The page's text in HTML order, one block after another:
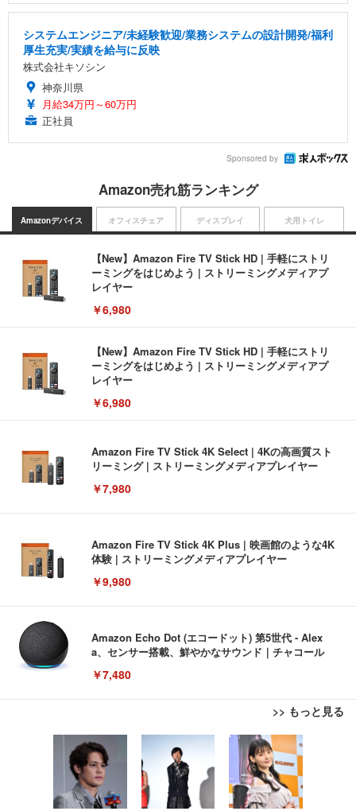
システムエンジニア/未経験歓迎/業務システムの設計開発/福利
厚生充実/実績を給与に反映
株式会社キソシン
神奈川県
月給34万円～60万円
正社員
Sponsored by
Amazon売れ筋ランキング
Amazonデバイス
【New】Amazon Fire TV Stick HD | 手軽にストリ
ーミングをはじめよう | ストリーミングメディアプ
レイヤー
￥6,980
【New】Amazon Fire TV Stick HD | 手軽にストリ
ーミングをはじめよう | ストリーミングメディアプ
レイヤー
￥6,980
Amazon Fire TV Stick 4K Select | 4Kの高画質スト
リーミング | ストリーミングメディアプレイヤー
￥7,980
Amazon Fire TV Stick 4K Plus | 映画館のような4K
体験 | ストリーミングメディアプレイヤー
￥9,980
Amazon Echo Dot (エコードット) 第5世代 - Alex
a、センサー搭載、鮮やかなサウンド｜チャコール
￥7,480
>> もっと見る
オフィスチェア
[EdoErgo] オフィスチェア 椅子 テレワーク 疲れな
い 跳ね上げ式アームレスト コンパクト 約105度ロッ
キング pc 事務椅子 360度回転 座面昇降 強化ナイロ
ン樹脂ベース 通気性メッシュ 在宅ワーク H-WY01
(黒網+黒枠+黒足)
￥5,699
ディスプレイ
EIZO ビジネス向けプレミアムモニター | FlexScan
EV3240X-WT | 31.5型4K UHD・USB Type-C・ホワ
イト
￥105,595
犬用トイレ
Amazonベーシック ペットシーツ 薄型 レギュラー 1
回使い捨て 無香料 ホワイト 300枚
￥3,373